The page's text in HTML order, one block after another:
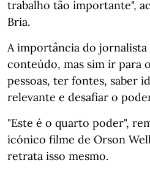
trabalho tão importante",
Bria.
A importância do jornalista
conteúdo, mas sim ir para
pessoas, ter fontes, saber
relevante e desafiar o
"Este é o quarto poder",
icónico filme de Orson
retrata isso mesmo.